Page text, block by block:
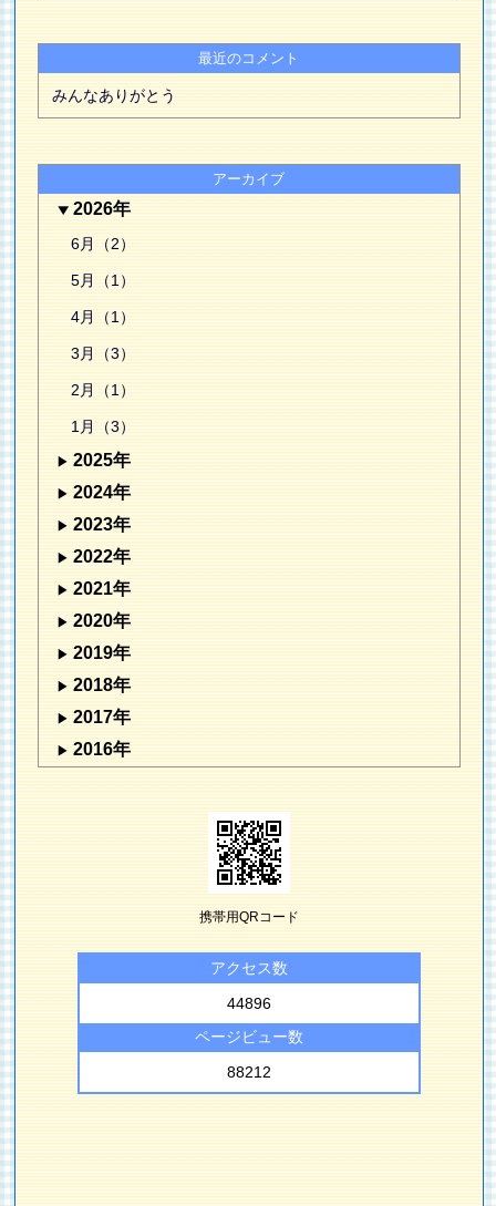
最近のコメント
みんなありがとう
アーカイブ
2026年
6月（2）
5月（1）
4月（1）
3月（3）
2月（1）
1月（3）
2025年
2024年
2023年
2022年
2021年
2020年
2019年
2018年
2017年
2016年
携帯用QRコード
アクセス数
44896
ページビュー数
88212